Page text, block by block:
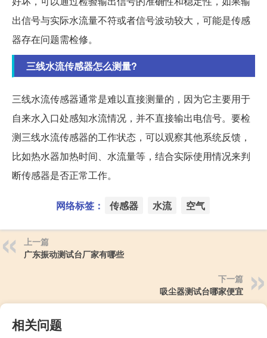
出信号与实际水流量不符或者信号波动较大，可能是传感
器存在问题需检修。
三线水流传感器怎么测量?
三线水流传感器通常是难以直接测量的，因为它主要用于
自来水入口处感知水流情况，并不直接输出电信号。要检
测三线水流传感器的工作状态，可以观察其他系统反馈，
比如热水器加热时间、水流量等，结合实际使用情况来判
断传感器是否正常工作。
网络标签： 传感器 水流 空气
上一篇
广东振动测试台厂家有哪些
下一篇
吸尘器测试台哪家便宜
相关问题